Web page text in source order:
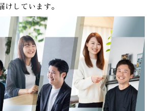
けしています。